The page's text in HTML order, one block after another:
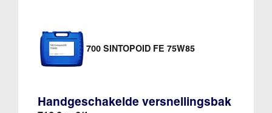
700 SINTOPOID FE 75W85
Handgeschakelde versnellingsbak